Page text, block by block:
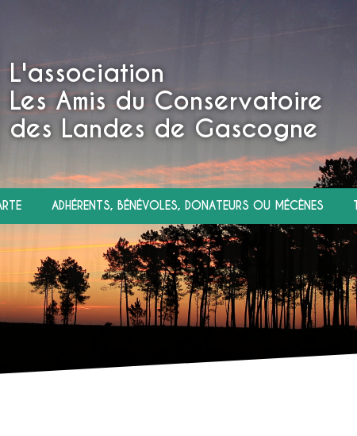
L'association
Les Amis du Conservatoire
des Landes de Gascogne
ADHÉRENTS, BÉNÉVOLES, DONATEURS OU MÉCÈNES